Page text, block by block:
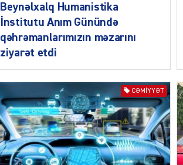
Beynəlxalq Humanistika
İnstitutu Anım Günündə
qəhrəmanlarımızın məzarını
ziyarət etdi
CƏMIYYƏT